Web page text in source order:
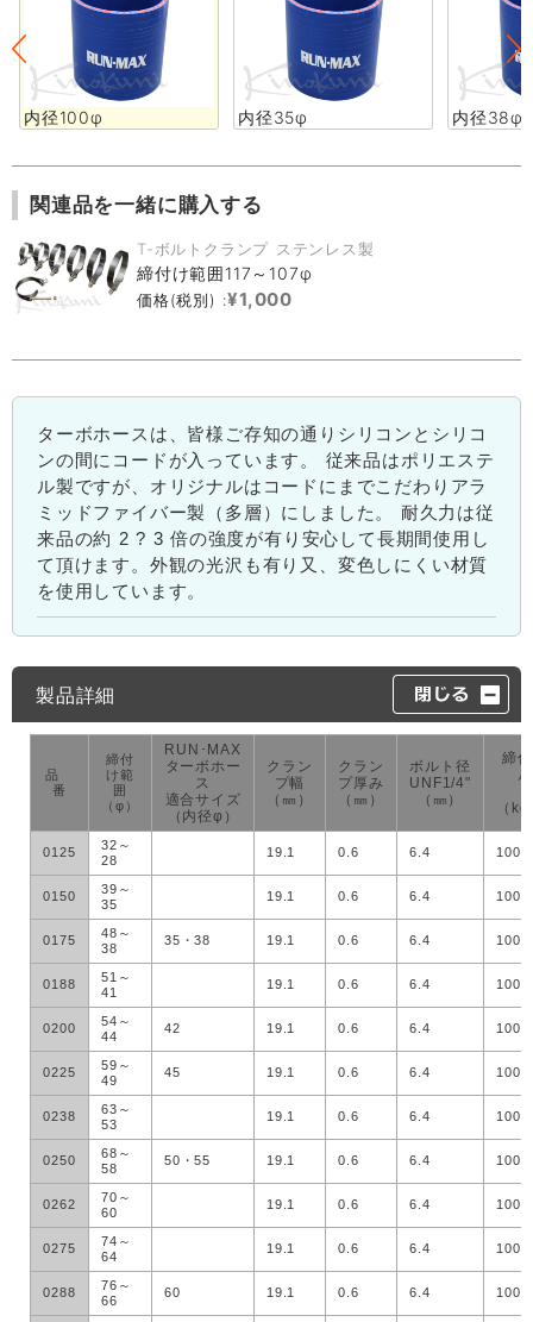
内径100φ 内径35φ 内径38φ
関連品を一緒に購入する
T-ボルトクランプ ステンレス製
締付け範囲117～107φ
価格(税別) :¥1,000
ターボホースは、皆様ご存知の通りシリコンとシリコ
ンの間にコードが入っています。 従来品はポリエステ
ル製ですが、オリジナルはコードにまでこだわりアラ
ミッドファイバー製（多層）にしました。 耐久力は従
来品の約 2 ? 3 倍の強度が有り安心して長期間使用し
て頂けます。外観の光沢も有り又、変色しにくい材質
を使用しています。
製品詳細
品
番
締付
け範
囲
（φ）
RUN･MAX
ターボホー
ス
適合サイズ
（内径φ）
クラン
プ幅
（㎜）
クラン
プ厚み
（㎜）
ボルト径
UNF1/4"
（㎜）
締
（
0125
32～
28
19.1 0.6 6.4 100
0150
39～
35
19.1 0.6 6.4 100
0175
48～
38
35・38 19.1 0.6 6.4 100
0188
51～
41
19.1 0.6 6.4 100
0200
54～
44
42 19.1 0.6 6.4 100
0225
59～
49
45 19.1 0.6 6.4 100
0238
63～
53
19.1 0.6 6.4 100
0250
68～
58
50・55 19.1 0.6 6.4 100
0262
70～
60
19.1 0.6 6.4 100
0275
74～
64
19.1 0.6 6.4 100
0288
76～
66
60 19.1 0.6 6.4 100